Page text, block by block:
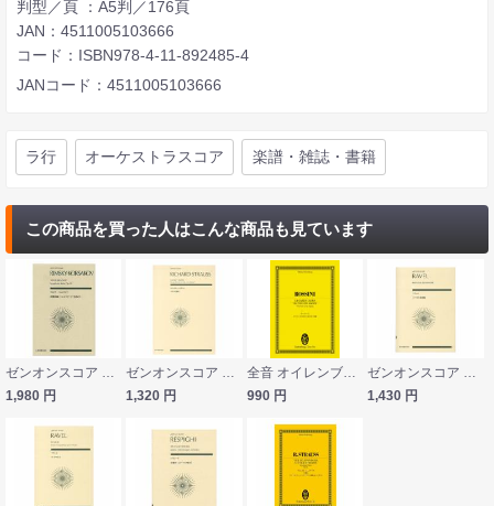
判型／頁 ：A5判／176頁
JAN：4511005103666
コード：ISBN978-4-11-892485-4
JANコード：4511005103666
ラ行 オーケストラスコア 楽譜・雑誌・書籍
この商品を買った人はこんな商品も見ています
ゼンオンスコア リムスキー＝コルサコフ 交響組曲 シェエラザード 作品35 全音楽譜出版社
1,980 円
ゼンオンスコア リヒャルト・シュトラウス サロメの踊り 全音楽譜出版社
1,320 円
全音 オイレンブルク・スコア ロッシーニ：オペラ《どろぼうかささぎ》序曲
990 円
ゼンオンスコア ラヴェル スペイン狂詩曲 全音楽譜出版社
1,430 円